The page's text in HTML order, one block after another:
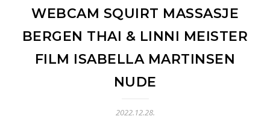
WEBCAM SQUIRT MASSASJE
BERGEN THAI & LINNI MEISTER
FILM ISABELLA MARTINSEN
NUDE
2022.12.28.